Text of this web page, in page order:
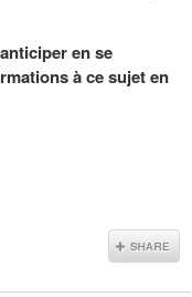
en se
à ce sujet en